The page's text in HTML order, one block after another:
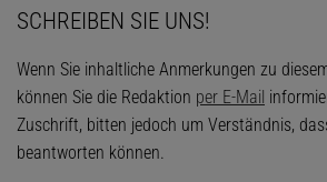
SCHREIBEN SIE UNS!
Wenn Sie inhaltliche Anmerkungen zu
können Sie die Redaktion per E-Mail
Zuschrift, bitten jedoch um Verständnis,
beantworten können.